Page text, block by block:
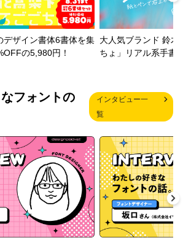
デザイン書体6書体を集
の5,980円！
大人気ブランド 鈴木
ちょ」リアル系手書
フォントの
インタビュー一
覧